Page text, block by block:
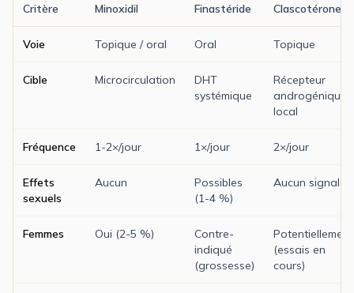
Critère Minoxidil Finastéride Clascotérone
Voie Topique / oral Oral Topique
Cible Microcirculation
DHT
systémique
Récepteur
androgénique
local
Fréquence 1-2×/jour 1×/jour 2×/jour
Effets
sexuels
Aucun
Possibles
(1-4 %)
Aucun signalé
Femmes Oui (2-5 %)
Contre-
indiqué
(grossesse)
Potentiellement
(essais en
cours)